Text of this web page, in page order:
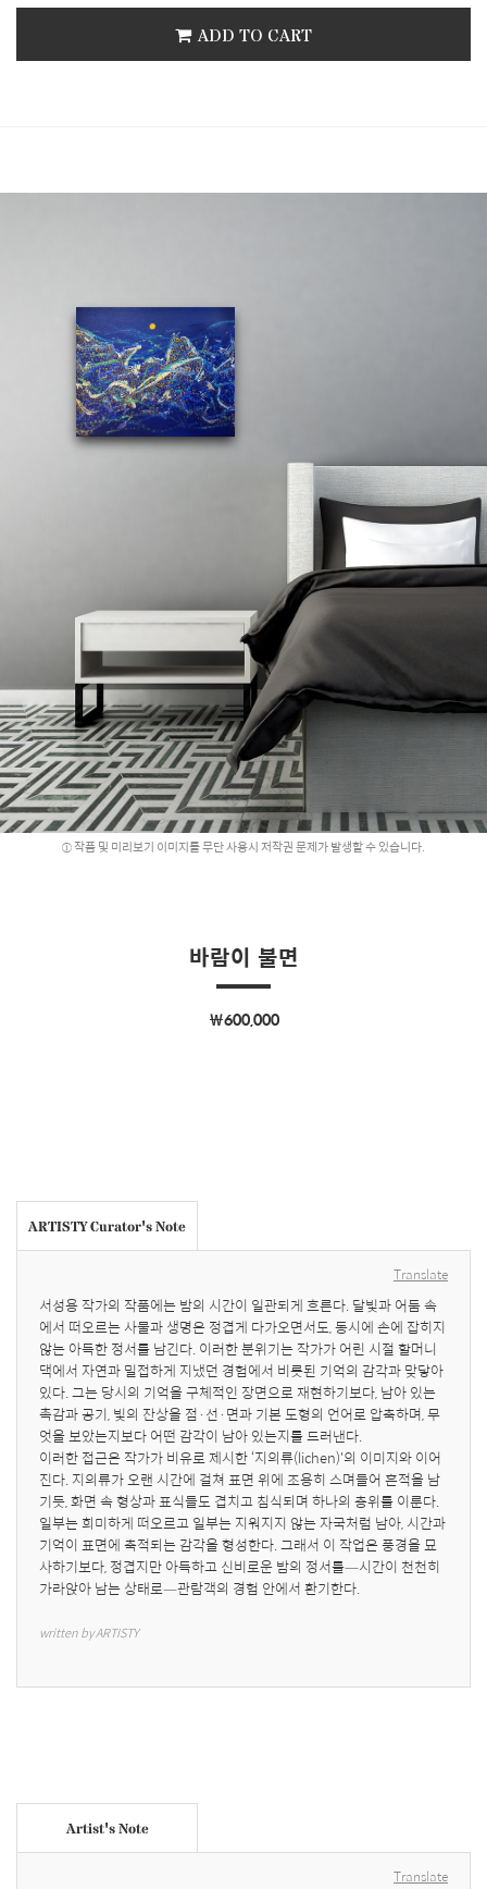
ADD TO CART
작품 및 미리보기 이미지를 무단 사용시 저작권 문제가 발생할 수 있습니다.
바람이 불면
￦600,000
ARTISTY Curator's Note
Translate
서성용 작가의 작품에는 밤의 시간이 일관되게 흐른다. 달빛과 어둠 속
에서 떠오르는 사물과 생명은 정겹게 다가오면서도, 동시에 손에 잡히지
않는 아득한 정서를 남긴다. 이러한 분위기는 작가가 어린 시절 할머니
댁에서 자연과 밀접하게 지냈던 경험에서 비롯된 기억의 감각과 맞닿아
있다. 그는 당시의 기억을 구체적인 장면으로 재현하기보다, 남아 있는
촉감과 공기, 빛의 잔상을 점·선·면과 기본 도형의 언어로 압축하며, 무
엇을 보았는지보다 어떤 감각이 남아 있는지를 드러낸다.
이러한 접근은 작가가 비유로 제시한 ‘지의류(lichen)'의 이미지와 이어
진다. 지의류가 오랜 시간에 걸쳐 표면 위에 조용히 스며들어 흔적을 남
기듯, 화면 속 형상과 표식들도 겹치고 침식되며 하나의 층위를 이룬다.
일부는 희미하게 떠오르고 일부는 지워지지 않는 자국처럼 남아, 시간과
기억이 표면에 축적되는 감각을 형성한다. 그래서 이 작업은 풍경을 묘
사하기보다, 정겹지만 아득하고 신비로운 밤의 정서를—시간이 천천히
가라앉아 남는 상태로—관람객의 경험 안에서 환기한다.
written by ARTISTY
Artist's Note
Translate